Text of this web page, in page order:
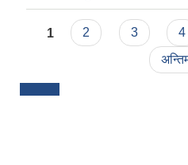
Pages
1 2 3 4